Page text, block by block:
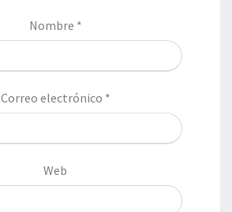
Nombre *
Correo electrónico *
Web